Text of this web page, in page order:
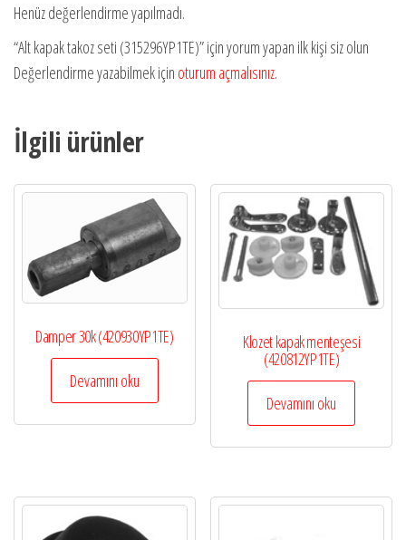
Henüz değerlendirme yapılmadı.
“Alt kapak takoz seti (315296YP1TE)” için yorum yapan ilk kişi siz olun
Değerlendirme yazabilmek için oturum açmalısınız.
İlgili ürünler
Damper 30k (420930YP1TE)
Devamını oku
Klozet kapak menteşesi
(420812YP1TE)
Devamını oku